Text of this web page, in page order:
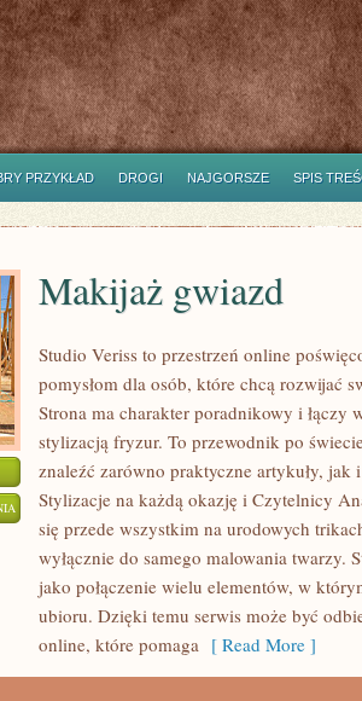
PRZYKŁAD DROGI NAJGORSZE SPIS
MAKIJAŻ
GWIAZD
Makijaż gwiazd
Studio Veriss to przestrzeń online
pomysłom dla osób, które chcą rozwijać
Strona ma charakter poradnikowy i łączy
stylizacją fryzur. To przewodnik po
znaleźć zarówno praktyczne artykuły, jak
Stylizacje na każdą okazję i Czytelnicy
się przede wszystkim na urodowych
wyłącznie do samego malowania twarzy.
jako połączenie wielu elementów, w
ubioru. Dzięki temu serwis może być
online, które pomaga [ Read More ]